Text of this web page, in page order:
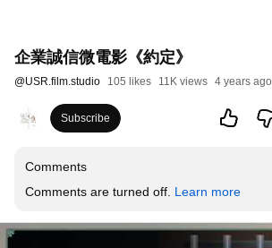
企業誠信微電影《約定》
@USR.film.studio 105 likes 11K views 4 years ago
Subscribe
Comments
Comments are turned off. Learn more